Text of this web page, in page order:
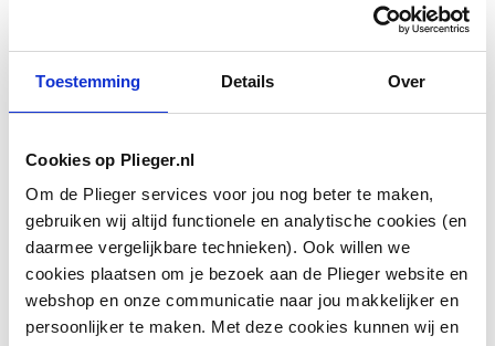
Toestemming Details Over
Cookies op Plieger.nl
Om de Plieger services voor jou nog beter te maken,
gebruiken wij altijd functionele en analytische cookies (en
daarmee vergelijkbare technieken). Ook willen we
cookies plaatsen om je bezoek aan de Plieger website en
webshop en onze communicatie naar jou makkelijker en
persoonlijker te maken. Met deze cookies kunnen wij en